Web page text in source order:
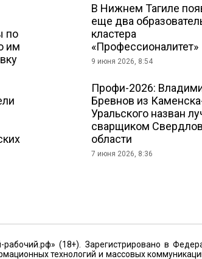
по
им
В Нижнем Тагиле
еще два
кластера
«Профессионалитет»
9 июня 2026, 8:54
Профи-2026:
Бревнов из
Уральского назван
сварщиком
области
7 июня 2026, 8:36
рабочий.рф» (18+). Зарегистрировано в
технологий и массовых